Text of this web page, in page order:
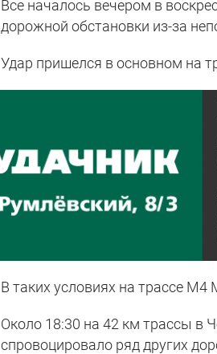
Все началось вечером в
дорожной обстановки из-за
Удар пришелся в основном на
В таких условиях на трассе
Около 18:30 на 42 км трассы в
спровоцировало ряд других